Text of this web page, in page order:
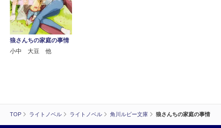
TOP ライトノベル ライトノベル 角川ルビー文庫 狼さんちの家庭の事情
狼さんちの家庭の事情
小中 大豆 他